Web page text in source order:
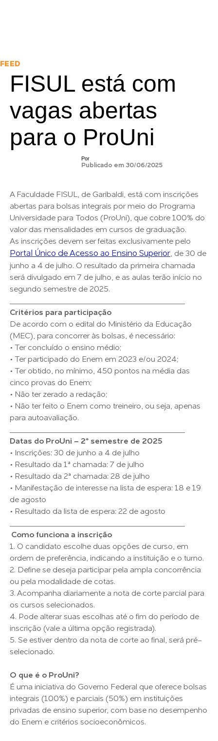
FEED
FISUL está com
vagas abertas
para o ProUni
Por
Publicado em 30/06/2025
A Faculdade FISUL, de Garibaldi, está com inscrições
abertas para bolsas integrais por meio do Programa
Universidade para Todos (ProUni), que cobre 100% do
valor das mensalidades em cursos de graduação.
As inscrições devem ser feitas exclusivamente pelo
Portal Único de Acesso ao Ensino Superior, de 30 de
junho a 4 de julho. O resultado da primeira chamada
será divulgado em 7 de julho, e as aulas terão início no
segundo semestre de 2025.
Critérios para participação
De acordo com o edital do Ministério da Educação
(MEC), para concorrer às bolsas, é necessário:
• Ter concluído o ensino médio;
• Ter participado do Enem em 2023 e/ou 2024;
• Ter obtido, no mínimo, 450 pontos na média das
cinco provas do Enem;
• Não ter zerado a redação;
• Não ter feito o Enem como treineiro, ou seja, apenas
para autoavaliação.
Datas do ProUni – 2º semestre de 2025
• Inscrições: 30 de junho a 4 de julho
• Resultado da 1ª chamada: 7 de julho
• Resultado da 2ª chamada: 28 de julho
• Manifestação de interesse na lista de espera: 18 e 19
de agosto
• Resultado da lista de espera: 22 de agosto
Como funciona a inscrição
1. O candidato escolhe duas opções de curso, em
ordem de preferência, indicando a instituição e o turno.
2. Define se deseja participar pela ampla concorrência
ou pela modalidade de cotas.
3. Acompanha diariamente a nota de corte parcial para
os cursos selecionados.
4. Pode alterar suas escolhas até o fim do período de
inscrição (vale a última opção registrada).
5. Se estiver dentro da nota de corte ao final, será pré-
selecionado.
O que é o ProUni?
É uma iniciativa do Governo Federal que oferece bolsas
integrais (100%) e parciais (50%) em instituições
privadas de ensino superior, com base no desempenho
do Enem e critérios socioeconômicos.